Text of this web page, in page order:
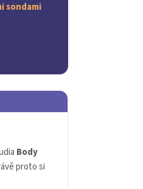
sondami
Body
proto si